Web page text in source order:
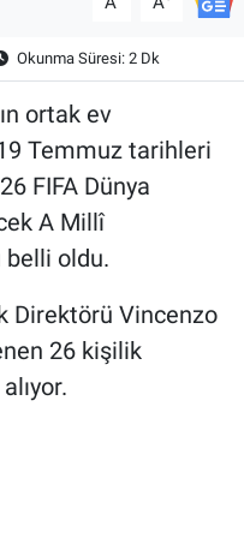
Okunma Süresi: 2 Dk
ortak ev
Temmuz tarihleri
FIFA Dünya
A Millî
belli oldu.
Direktörü Vincenzo
26 kişilik